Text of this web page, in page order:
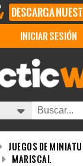
DESCARGA
iniciar sesión
Juegos de
Mariscal